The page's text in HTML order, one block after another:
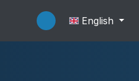
English